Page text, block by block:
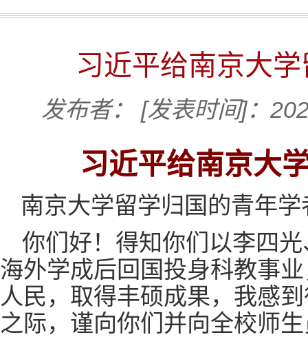
习近平给南京大
发布者： [发表时间]：
习近平给南京大
南京大学留学归国的青年学
你们好！得知你们以李四
海外学成后回国投身科教事
人民，取得丰硕成果，我感
之际，谨向你们并向全校师